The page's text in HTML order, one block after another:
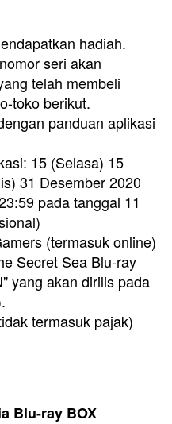
hadiah.
seri akan
telah membeli
toko berikut.
panduan aplikasi
15 (Selasa) 15
31 Desember 2020
pada tanggal 11
(termasuk online)
Secret Sea Blu-ray
yang akan dirilis pada
termasuk pajak)
Blu-ray BOX